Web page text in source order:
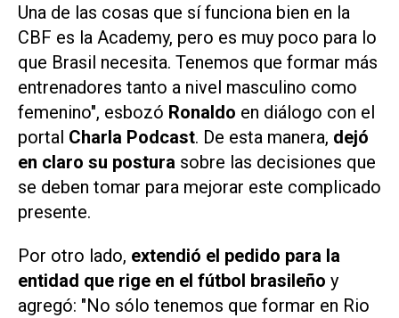
Una de las cosas que sí funciona bien en la
CBF es la Academy, pero es muy poco para lo
que Brasil necesita. Tenemos que formar más
entrenadores tanto a nivel masculino como
femenino", esbozó Ronaldo en diálogo con el
portal Charla Podcast. De esta manera, dejó
en claro su postura sobre las decisiones que
se deben tomar para mejorar este complicado
presente.
Por otro lado, extendió el pedido para la
entidad que rige en el fútbol brasileño y
agregó: "No sólo tenemos que formar en Rio